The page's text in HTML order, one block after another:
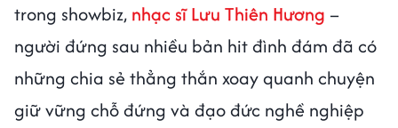
trong showbiz, nhạc sĩ Lưu Thiên Hương –
người đứng sau nhiều bản hit đình đám đã có
những chia sẻ thẳng thắn xoay quanh chuyện
giữ vững chỗ đứng và đạo đức nghề nghiệp